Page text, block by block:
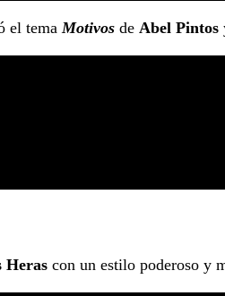
el tema Motivos de Abel Pintos
Heras con un estilo poderoso y